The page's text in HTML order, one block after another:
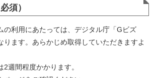
須）
の利用にあたっては、デジタル庁「Gビズ
ります。あらかじめ取得していただきますよ
2週間程度かかります。